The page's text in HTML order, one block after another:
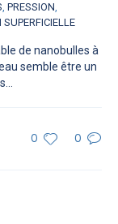
, PRESSION,
SUPERFICIELLE
de nanobulles à
semble être un
0 0